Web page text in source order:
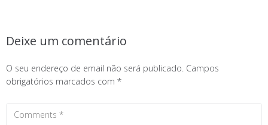
Deixe um comentário
O seu endereço de email não será publicado. Campos
obrigatórios marcados com *